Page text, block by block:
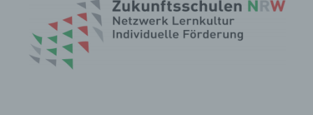
organisatorischen Maßnahmen unterliegen, die
gewährleisten, dass die personenbezogenen Daten
nicht einer identifizierten oder identifizierbaren
natürlichen Person zugewiesen werden.